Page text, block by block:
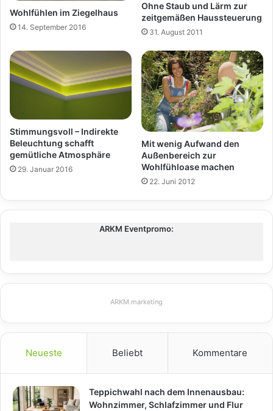
Wohlfühlen im Ziegelhaus
14. September 2016
Ohne Staub und Lärm zur
zeitgemäßen Haussteuerung
31. August 2011
Stimmungsvoll – Indirekte
Beleuchtung schafft
gemütliche Atmosphäre
29. Januar 2016
Mit wenig Aufwand den
Außenbereich zur
Wohlfühloase machen
22. Juni 2012
ARKM Eventpromo:
ARKM.marketing
Neueste Beliebt Kommentare
Teppichwahl nach dem Innenausbau:
Wohnzimmer, Schlafzimmer und Flur